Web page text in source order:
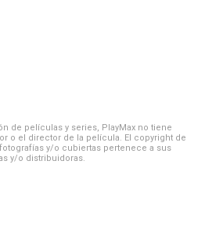
de películas y series, PlayMax no tiene
o el director de la película. El copyright de
y/o cubiertas pertenece a sus
y/o distribuidoras.